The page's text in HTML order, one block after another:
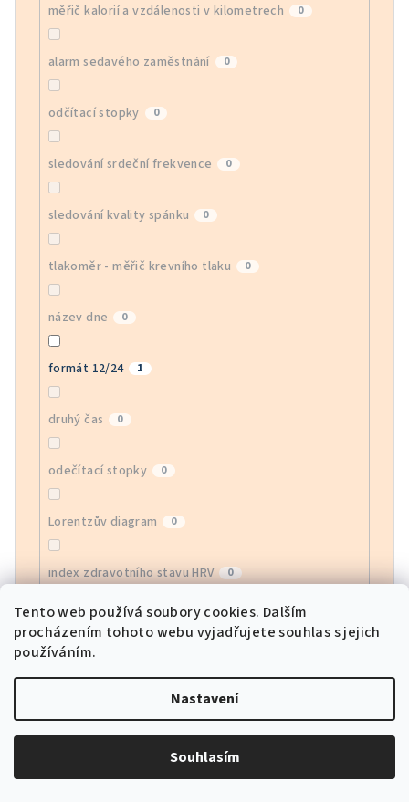
Tento web používá soubory cookies. Dalším
procházením tohoto webu vyjadřujete souhlas s jejich
používáním.
Nastavení
Souhlasím
měřič kalorií a vzdálenosti v kilometrech 0
alarm sedavého zaměstnání 0
odčítací stopky 0
sledování srdeční frekvence 0
sledování kvality spánku 0
tlakoměr - měřič krevního tlaku 0
název dne 0
formát 12/24 1
druhý čas 0
odečítací stopky 0
Lorentzův diagram 0
index zdravotního stavu HRV 0
monitor EGG
monitor krevního kyslíku 0
sledování srdeční frekvence APP 0
sportovní režimy 0